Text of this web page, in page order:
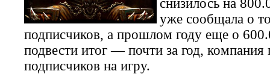
снизилось на
уже сообщала о
подписчиков, а прошлом году еще о
подвести итог — почти за год, компания
подписчиков на игру.